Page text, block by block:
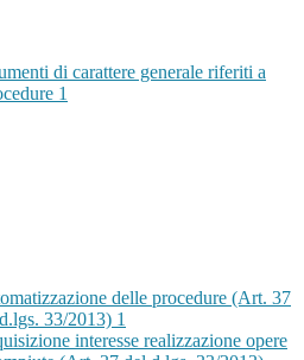
di carattere generale riferiti a
1
delle procedure (Art. 37
33/2013) 1
interesse realizzazione opere